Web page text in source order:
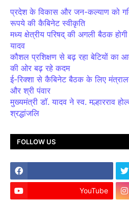
प्रदेश के विकास और जन-कल्याण को
रूपये की कैबिनेट स्वीकृति
मध्य क्षेत्रीय परिषद् की अगली बैठक
यादव
कौशल प्रशिक्षण से बढ़ रहा बेटियों का
की ओर बढ़ रहे कदम
ई-रिक्शा से कैबिनेट बैठक के लिए
और श्री पंवार
मुख्यमंत्री डॉ. यादव ने स्व. मल्हारराव
श्रद्धांजलि
FOLLOW US
YouTube